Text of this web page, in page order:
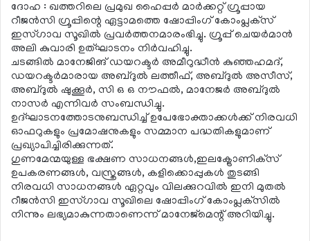
ദോഹ : ഖത്തറിലെ പ്രമുഖ ഹൈപ്പര്‍ മാര്‍ക്കറ്റ് ഗ്രൂപ്പായ
റീജന്‍സി ഗ്രൂപ്പിന്റെ ഏട്ടാമത്തെ ഷോപ്പിംഗ് കോംപ്ലക്‌സ്
ഇസ്ഗാവ സൂഖില്‍ പ്രവര്‍ത്തനമാരംഭിച്ചു. ഗ്രൂപ്പ് ചെയര്‍മാന്‍
അലി കുവാരി ഉത്ഘാടനം നിര്‍വഹിച്ചു.
ചടങ്ങില്‍ മാനേജിങ് ഡയറക്ടര്‍ അമീറുദ്ധീന്‍ കുഞ്ഞഹമദ്,
ഡയറക്ടര്‍മാരായ അബ്ദുല്‍ ലത്തീഫ്, അബ്ദുല്‍ അസീസ്,
അബ്ദുല്‍ ഷുക്കൂര്‍, സി ഒ ഒ നൗഫല്‍, മാനേജര്‍ അബ്ദുല്‍
നാസര്‍ എന്നിവര്‍ സംബന്ധിച്ചു.
ഉദ്ഘാടനത്തോടനുബന്ധിച്ച് ഉപേഭോക്താക്കള്‍ക്ക് നിരവധി
ഓഫറുകളും പ്രമോഷനുകളും സമ്മാന പദ്ധതികളുമാണ്
പ്രഖ്യാപിച്ചിരിക്കുന്നത്.
ഗുണമേന്മയുള്ള ഭക്ഷണ സാധനങ്ങള്‍,ഇലക്ട്രോണിക്‌സ്
ഉപകരണങ്ങള്‍, വസ്ത്രങ്ങള്‍, കളിക്കൊപ്പുകള്‍ തുടങ്ങി
നിരവധി സാധനങ്ങള്‍ ഏറ്റവും വിലക്കുറവില്‍ ഇനി മുതല്‍
റീജന്‍സി ഇസ്ഗാവ സൂഖിലെ ഷോപ്പിംഗ് കോംപ്ലക്‌സില്‍
നിന്നും ലഭ്യമാകുന്നതാണെന്ന് മാനേജ്‌മെന്റ് അറിയിച്ചു.